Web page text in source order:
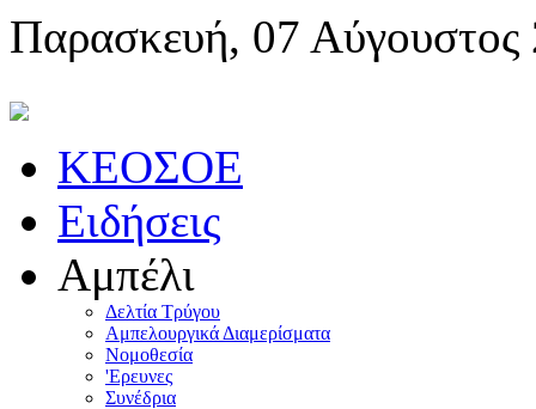
Παρασκευή, 07 Αύγουστος
KEOΣOE
Ειδήσεις
Αμπέλι
Δελτία Τρύγου
Αμπελουργικά Διαμερίσματα
Nομοθεσία
'Eρευνες
Συνέδρια